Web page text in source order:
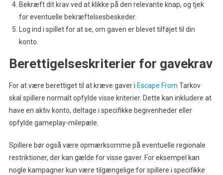
Bekræft dit krav ved at klikke på den relevante knap, og tjek
for eventuelle bekræftelsesbeskeder.
Log ind i spillet for at se, om gaven er blevet tilføjet til din
konto.
Berettigelseskriterier for gavekrav
For at være berettiget til at kræve gaver i Escape From Tarkov
skal spillere normalt opfylde visse kriterier. Dette kan inkludere at
have en aktiv konto, deltage i specifikke begivenheder eller
opfylde gameplay-milepæle.
Spillere bør også være opmærksomme på eventuelle regionale
restriktioner, der kan gælde for visse gaver. For eksempel kan
nogle kampagner kun være tilgængelige for spillere i specifikke